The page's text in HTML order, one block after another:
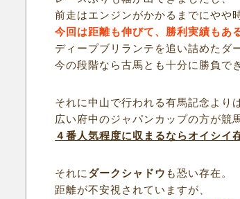
前走はエンジンがかかるまでにやや
今回は距離も伸びて、勝利実績もあ
ディープブリランテを追い詰めたダ
今の段階なら古馬とも十分に勝負で
それに中山で行われる有馬記念よりは
広い府中のジャパンカップの方が競
４番人気程度に収まるならオイシイ
それにダークシャドウ も恐い存在。
距離が不安視されていますが、